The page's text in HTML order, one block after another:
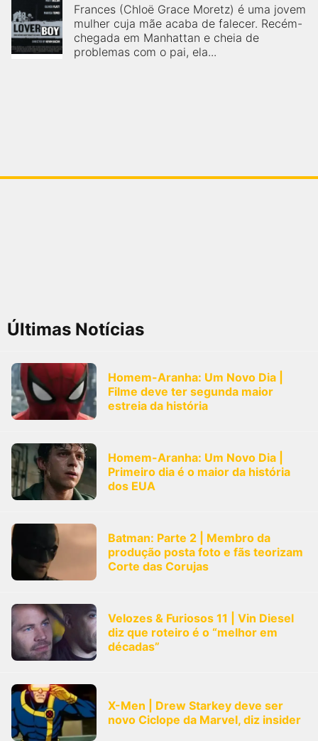
Frances (Chloë Grace Moretz) é uma jovem
mulher cuja mãe acaba de falecer. Recém-
chegada em Manhattan e cheia de
problemas com o pai, ela...
Últimas Notícias
Homem-Aranha: Um Novo Dia |
Filme deve ter segunda maior
estreia da história
Homem-Aranha: Um Novo Dia |
Primeiro dia é o maior da história
dos EUA
Batman: Parte 2 | Membro da
produção posta foto e fãs teorizam
Corte das Corujas
Velozes & Furiosos 11 | Vin Diesel
diz que roteiro é o “melhor em
décadas”
X-Men | Drew Starkey deve ser
novo Ciclope da Marvel, diz insider